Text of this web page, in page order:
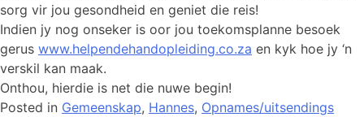
sorg vir jou gesondheid en geniet die reis!
Indien jy nog onseker is oor jou toekomsplanne besoek
gerus www.helpendehandopleiding.co.za en kyk hoe jy ‘n
verskil kan maak.
Onthou, hierdie is net die nuwe begin!
Posted in Gemeenskap, Hannes, Opnames/uitsendings